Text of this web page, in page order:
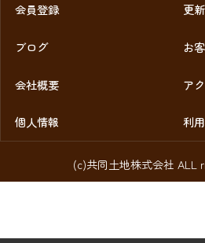
会員登録 更
ブログ お
会社概要 ア
個人情報 利
(c)共同土地株式会社 ALL